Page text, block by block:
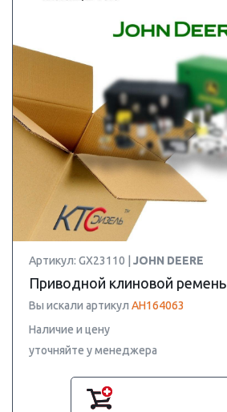
Артикул: GX23110 | JOHN DEERE
Приводной клиновой ремень
Вы искали артикул AH164063
Наличие и цену
уточняйте у менеджера